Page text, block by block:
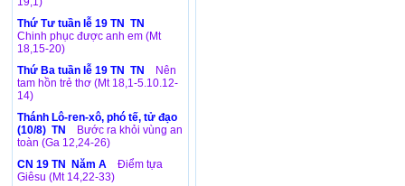
Thứ Tư tuần lễ 19 TN TN
Chinh phục được anh em (Mt
18,15-20)
Thứ Ba tuần lễ 19 TN TN
Nên
tam hồn trẻ thơ (Mt 18,1-5.10.12-
14)
Thánh Lô-ren-xô, phó tế, tử đạo
(10/8) TN
Bước ra khỏi vùng an
toàn (Ga 12,24-26)
CN 19 TN Năm A
Điểm tựa
Giêsu (Mt 14,22-33)